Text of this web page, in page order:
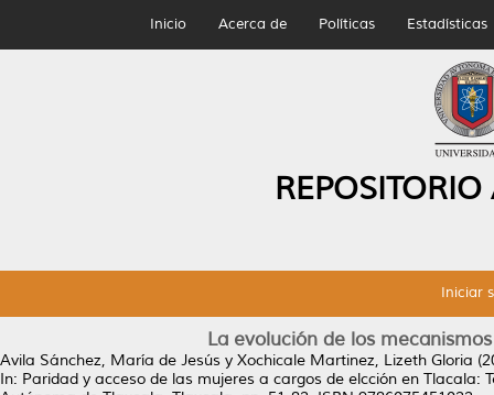
Inicio Acerca de Políticas Estadísticas
Iniciar
La evolución de los
Avila Sánchez, María de Jesús y Xochicale Martinez, Lizeth Gloria
In: Paridad y acceso de las mujeres a cargos de elcción en